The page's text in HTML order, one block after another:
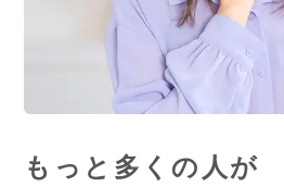
もっと多くの人が